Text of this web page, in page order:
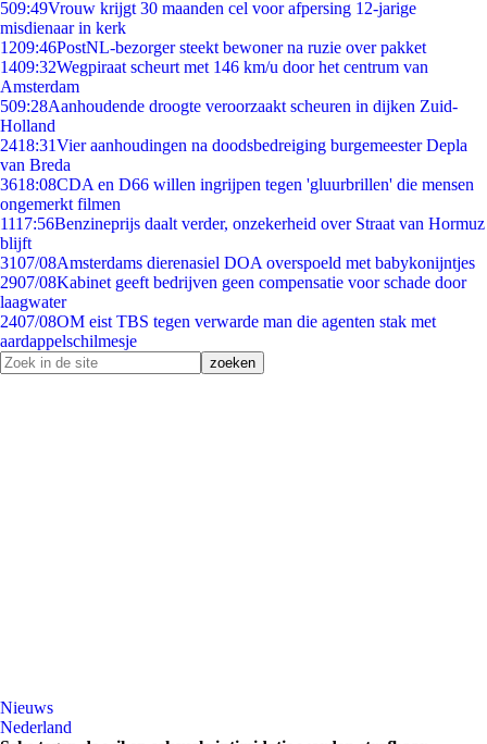
509:49Vrouw krijgt 30 maanden cel voor afpersing 12-jarige
misdienaar in kerk
1209:46PostNL-bezorger steekt bewoner na ruzie over pakket
1409:32Wegpiraat scheurt met 146 km/u door het centrum van
Amsterdam
509:28Aanhoudende droogte veroorzaakt scheuren in dijken Zuid-
Holland
2418:31Vier aanhoudingen na doodsbedreiging burgemeester Depla
van Breda
3618:08CDA en D66 willen ingrijpen tegen 'gluurbrillen' die mensen
ongemerkt filmen
1117:56Benzineprijs daalt verder, onzekerheid over Straat van Hormuz
blijft
3107/08Amsterdams dierenasiel DOA overspoeld met babykonijntjes
2907/08Kabinet geeft bedrijven geen compensatie voor schade door
laagwater
2407/08OM eist TBS tegen verwarde man die agenten stak met
aardappelschilmesje
Nieuws
Nederland